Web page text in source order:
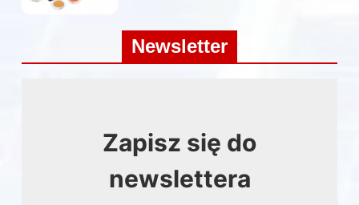
Newsletter
Zapisz się do
newslettera